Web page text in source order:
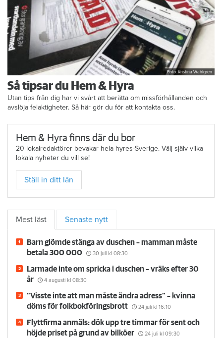
Foto: Kristina Wahlgren
Så tipsar du Hem & Hyra
Utan tips från dig har vi svårt att berätta om missförhållanden och
avslöja felaktigheter. Så här gör du för att kontakta oss.
Hem & Hyra finns där du bor
20 lokalredaktörer bevakar hela hyres-Sverige. Välj själv vilka
lokala nyheter du vill se!
Ställ in ditt län
Mest läst Senaste nytt
Barn glömde stänga av duschen – mamman måste
betala 300 000
30 juli kl 08:30
Larmade inte om spricka i duschen – vräks efter 30
år
4 augusti kl 08:30
”Visste inte att man måste ändra adress” – kvinna
döms för folkbokföringsbrott
24 juli kl 16:10
Flyttfirma anmäls: dök upp tre timmar för sent och
höjde priset på grund av bilköer
24 juli kl 09:30